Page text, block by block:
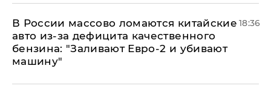
В России массово ломаются китайские
авто из-за дефицита качественного
бензина: "Заливают Евро-2 и убивают
машину"
18:36